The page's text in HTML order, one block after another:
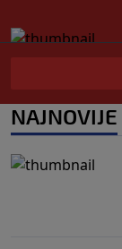
NAJNOVIJE